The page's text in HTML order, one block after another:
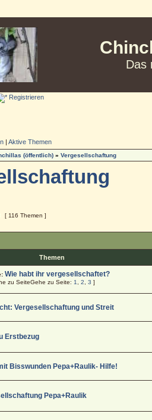
Das
Registrieren
|Aktive Themen
(öffentlich) »Vergesellschaftung
[ 116 Themen ]
Themen
Wie habt ihr vergesellschaftet?
Gehe zu Seite: 1 ,2 ,3 ]
Vergesellschaftung und Streit
Erstbezug
Bisswunden Pepa+Raulik- Hilfe!
Pepa+Raulik